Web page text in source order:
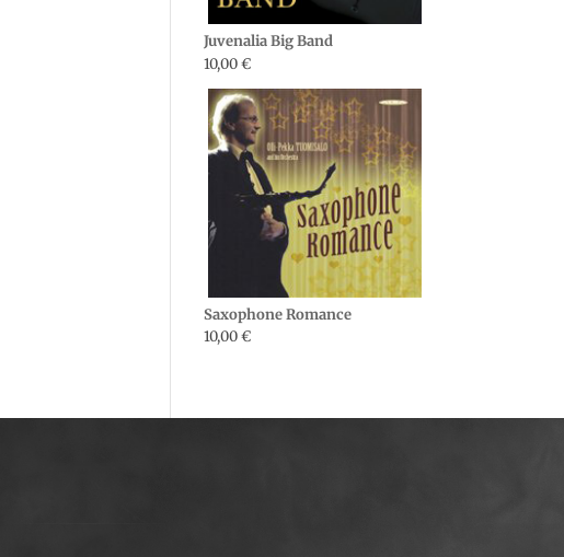
Juvenalia Big Band
10,00€
Saxophone Romance
10,00€